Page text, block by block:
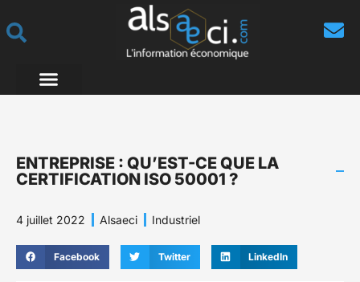
ENTREPRISE : QU’EST-CE QUE LA
CERTIFICATION ISO 50001 ?
4 juillet 2022 Alsaeci Industriel
Facebook Twitter LinkedIn